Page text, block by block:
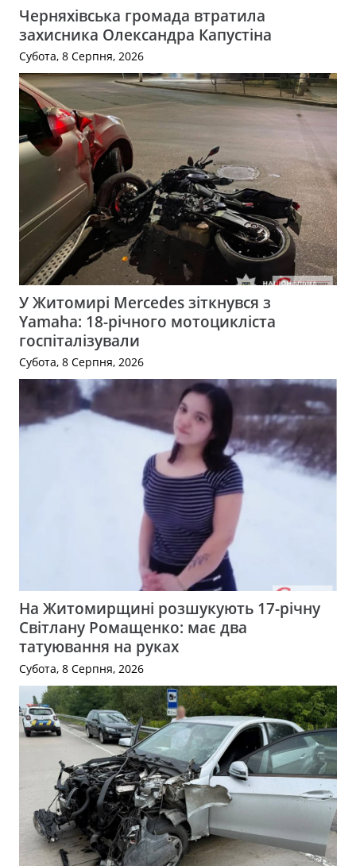
Черняхівська громада втратила
захисника Олександра Капустіна
Субота, 8 Серпня, 2026
У Житомирі Mercedes зіткнувся з
Yamaha: 18-річного мотоцикліста
госпіталізували
Субота, 8 Серпня, 2026
На Житомирщині розшукують 17-річну
Світлану Ромащенко: має два
татуювання на руках
Субота, 8 Серпня, 2026